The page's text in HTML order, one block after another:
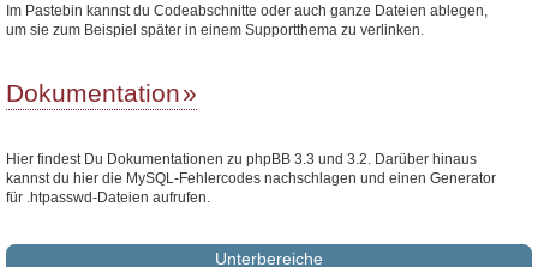
Im Pastebin kannst du Codeabschnitte oder auch ganze Dateien ablegen,
um sie zum Beispiel später in einem Supportthema zu verlinken.
Dokumentation
Hier findest Du Dokumentationen zu phpBB 3.3 und 3.2. Darüber hinaus
kannst du hier die MySQL-Fehlercodes nachschlagen und einen Generator
für .htpasswd-Dateien aufrufen.
Unterbereiche